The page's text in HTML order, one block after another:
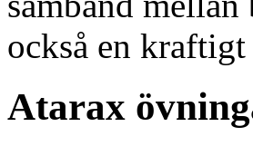
också en
Atarax